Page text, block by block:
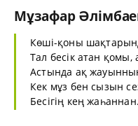
Мұзафар
Көші-қоны
Тал бесік атан
Астында ақ
Кек мұз бен сызын
Бесігің кең